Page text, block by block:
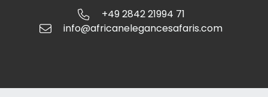
+49 2842 21994 71
info@africanelegancesafaris.com